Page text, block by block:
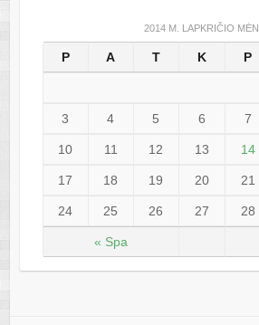
2014 M. LAPKRIČIO MĖN.
P A T K P
« Spa
3 4 5 6 7
10 11 12 13 14
17 18 19 20 21
24 25 26 27 28